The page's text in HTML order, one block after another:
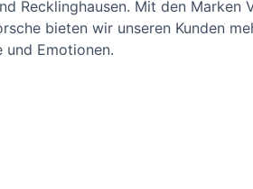
Recklinghausen. Mit den Marken
bieten wir unseren Kunden
und Emotionen.